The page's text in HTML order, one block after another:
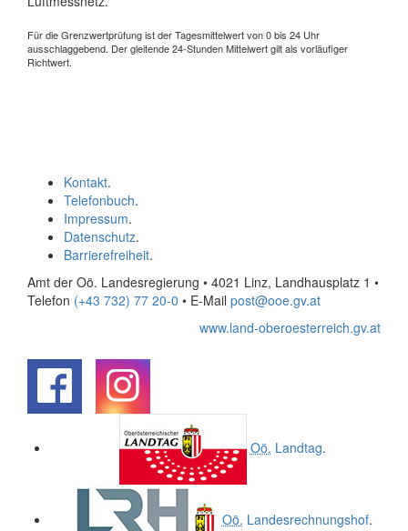
Für die Grenzwertprüfung ist der Tagesmittelwert von 0 bis 24 Uhr
ausschlaggebend. Der gleitende 24-Stunden Mittelwert gilt als vorläufiger
Richtwert.
Kontakt.
Telefonbuch.
Impressum.
Datenschutz.
Barrierefreiheit.
Amt der Oö. Landesregierung • 4021 Linz, Landhausplatz 1 •
Telefon (+43 732) 77 20-0 • E-Mail post@ooe.gv.at
www.land-oberoesterreich.gv.at
Oö. Landtag.
Oö. Landesrechnungshof.